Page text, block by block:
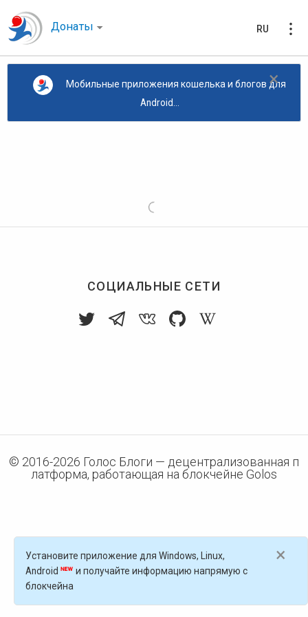
Донаты RU
×
Мобильные приложения кошелька и блогов для
Android...
СОЦИАЛЬНЫЕ СЕТИ
© 2016-2026 Голос Блоги — децентрализованная п
латформа, работающая на блокчейне Golos
×
Установите приложение для Windows, Linux,
Android
и получайте информацию напрямую с
блокчейна